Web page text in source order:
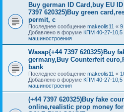
Buy german ID Card,buy EU
7397 620325)Buy green
permit, c
Последнее сообщение makeolis11 « 9
Добавлено в форуме КПМ 40-27-10,5
машиностроения
Wasap{+44 7397 620325}Buy
germany,Buy Counterfeit
bank
Последнее сообщение makeolis11 «
Добавлено в форуме КПМ 40-27-10,5
машиностроения
(+44 7397 620325)Buy fake
online,realistic prop money for